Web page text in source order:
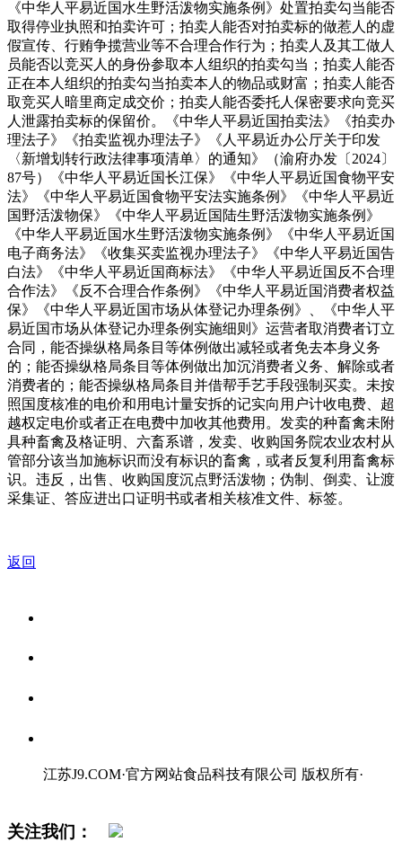
《中华人平易近国水生野活泼物实施条例》处置拍卖勾当能否
取得停业执照和拍卖许可；拍卖人能否对拍卖标的做惹人的虚
假宣传、行贿争揽营业等不合理合作行为；拍卖人及其工做人
员能否以竞买人的身份参取本人组织的拍卖勾当；拍卖人能否
正在本人组织的拍卖勾当拍卖本人的物品或财富；拍卖人能否
取竞买人暗里商定成交价；拍卖人能否委托人保密要求向竞买
人泄露拍卖标的保留价。《中华人平易近国拍卖法》《拍卖办
理法子》《拍卖监视办理法子》《人平易近办公厅关于印发
〈新增划转行政法律事项清单〉的通知》（渝府办发〔2024〕
87号）《中华人平易近国长江保》《中华人平易近国食物平安
法》《中华人平易近国食物平安法实施条例》《中华人平易近
国野活泼物保》《中华人平易近国陆生野活泼物实施条例》
《中华人平易近国水生野活泼物实施条例》《中华人平易近国
电子商务法》《收集买卖监视办理法子》《中华人平易近国告
白法》《中华人平易近国商标法》《中华人平易近国反不合理
合作法》《反不合理合作条例》《中华人平易近国消费者权益
保》《中华人平易近国市场从体登记办理条例》、《中华人平
易近国市场从体登记办理条例实施细则》运营者取消费者订立
合同，能否操纵格局条目等体例做出减轻或者免去本身义务
的；能否操纵格局条目等体例做出加沉消费者义务、解除或者
消费者的；能否操纵格局条目并借帮手艺手段强制买卖。未按
照国度核准的电价和用电计量安拆的记实向用户计收电费、超
越权定电价或者正在电费中加收其他费用。发卖的种畜禽未附
具种畜禽及格证明、六畜系谱，发卖、收购国务院农业农村从
管部分该当加施标识而没有标识的畜禽，或者反复利用畜禽标
识。违反，出售、收购国度沉点野活泼物；伪制、倒卖、让渡
采集证、答应进出口证明书或者相关核准文件、标签。
返回
江苏J9.COM·官方网站食品科技有限公司 版权所有·
关注我们：